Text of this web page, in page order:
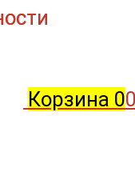
Корзина 0